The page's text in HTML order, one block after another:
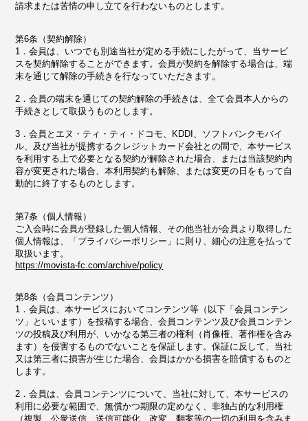
請求または苦情の申し立てを行わないものとします。
第6条（契約解除）
1．会員は、いつでも別途当社が定める手続にしたがって、当サービ
スを契約解除することができます。会員が契約を解除する場合は、端
末を通じて解除の手続きを行なっていただきます。
2．会員の端末を通じての契約解除の手続きは、全て会員本人からの
手続きとして取扱うものとします。
3．会員とエヌ・ティ・ティ・ドコモ、KDDI、ソフトバンクモバイ
ル、及び当社が提携するクレジットカード会社との間で、本サービス
を利用する上で必要となる契約が解除された場合、または当該契約内
容が変更された場合、本利用契約も解除、または変更の日をもって自
動的に終了するものとします。
第7条（個人情報）
ご入会時に会員が登録した個人情報、その他当社が会員より取得した
個人情報は、「プライバシーポリシー」に則り、細心の注意を払って
取扱います。
https://movista-fc.com/archive/policy
第8条（会員コンテンツ）
1．会員は、本サービスにおいてコンテンツ等（以下「会員コンテン
ツ」といいます）を投稿する場合、会員コンテンツ及び会員コンテン
ツの投稿及び利用が、いかなる第三者の権利（肖像権、著作権を含み
ます）を侵害するものでないことを保証します。保証に反して、当社
又は第三者に損害が生じた場合、会員はかかる損害を賠償するものと
します。
2．会員は、会員コンテンツについて、当社に対して、本サービスの
利用に必要な範囲で、無償かつ期限の定めなく、非独占的な利用権
（複製、公衆送信、送信可能化、改変、翻案等の一切の利用を含みま